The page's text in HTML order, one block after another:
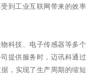
到工业互联网带来的效率
科技、电子传感器等多个
提供服务时，迈讯科通过
，实现了生产周期的缩短